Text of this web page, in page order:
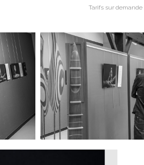
Tarifs sur demande